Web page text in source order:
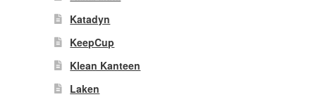
Katadyn
KeepCup
Klean Kanteen
Laken